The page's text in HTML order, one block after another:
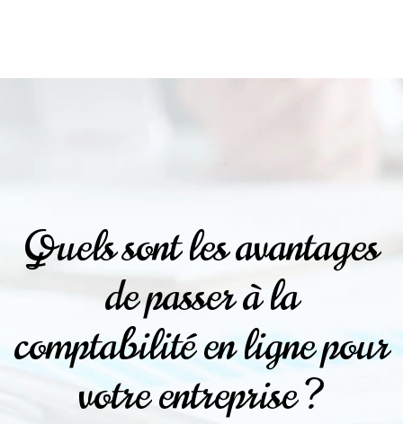
Quels sont les avantages
de passer à la
comptabilité en ligne pour
votre entreprise ?